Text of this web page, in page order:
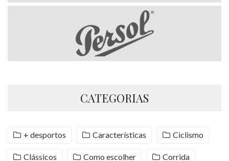
CATEGORIAS
+ desportos Características Ciclismo
Clássicos Como escolher Corrida